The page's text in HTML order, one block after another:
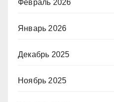
Февраль 2026
Январь 2026
Декабрь 2025
Ноябрь 2025